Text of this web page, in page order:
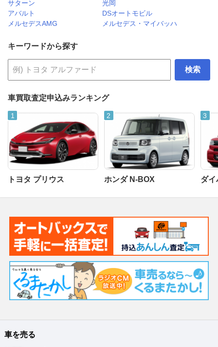
サターン
光岡
アバルト
DSオートモビル
メルセデスAMG
メルセデス・マイバッハ
キーワードから探す
検索
車買取査定申込みランキング
トヨタ プリウス ホンダ N-BOX ダイ
車を売る